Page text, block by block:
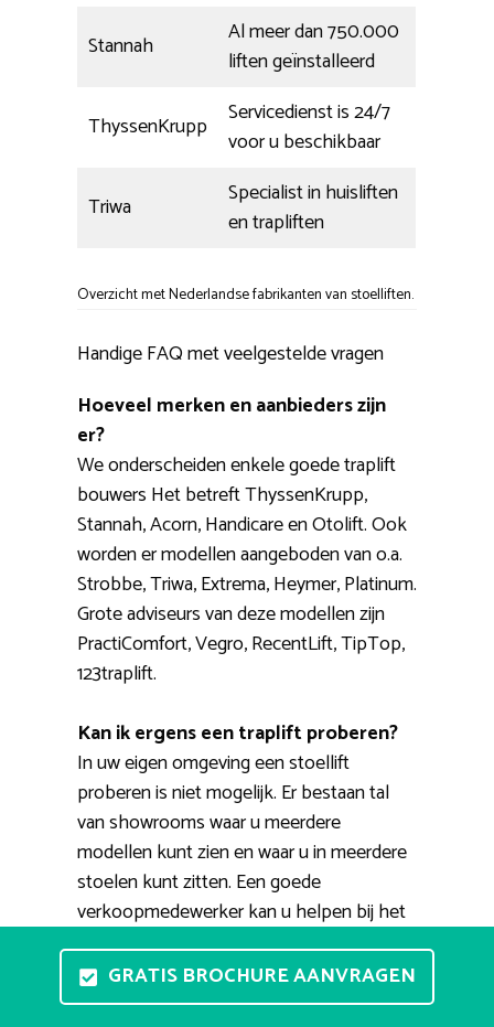
Stannah
Al meer dan 750.000
liften geïnstalleerd
ThyssenKrupp
Servicedienst is 24/7
voor u beschikbaar
Triwa
Specialist in huisliften
en trapliften
Overzicht met Nederlandse fabrikanten van stoelliften.
Handige FAQ met veelgestelde vragen
Hoeveel merken en aanbieders zijn
er?
We onderscheiden enkele goede traplift
bouwers Het betreft ThyssenKrupp,
Stannah, Acorn, Handicare en Otolift. Ook
worden er modellen aangeboden van o.a.
Strobbe, Triwa, Extrema, Heymer, Platinum.
Grote adviseurs van deze modellen zijn
PractiComfort, Vegro, RecentLift, TipTop,
123traplift.
Kan ik ergens een traplift proberen?
In uw eigen omgeving een stoellift
proberen is niet mogelijk. Er bestaan tal
van showrooms waar u meerdere
modellen kunt zien en waar u in meerdere
stoelen kunt zitten. Een goede
verkoopmedewerker kan u helpen bij het
kopen van een geschikte huislift. Ook
kunt u een afspraak maken voor een
thuisdemonstratie. Een verkoper komt
GRATIS BROCHURE AANVRAGEN